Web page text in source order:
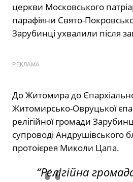
церкви Московського
парафіяни Свято-
Зарубинці ухвалили після
РЕКЛАМА
До Житомира до
Житомирсько-Овруцької
релігійної громади
супроводі Андрушівського
протоієрея Миколи Цапа.
“Релігійна